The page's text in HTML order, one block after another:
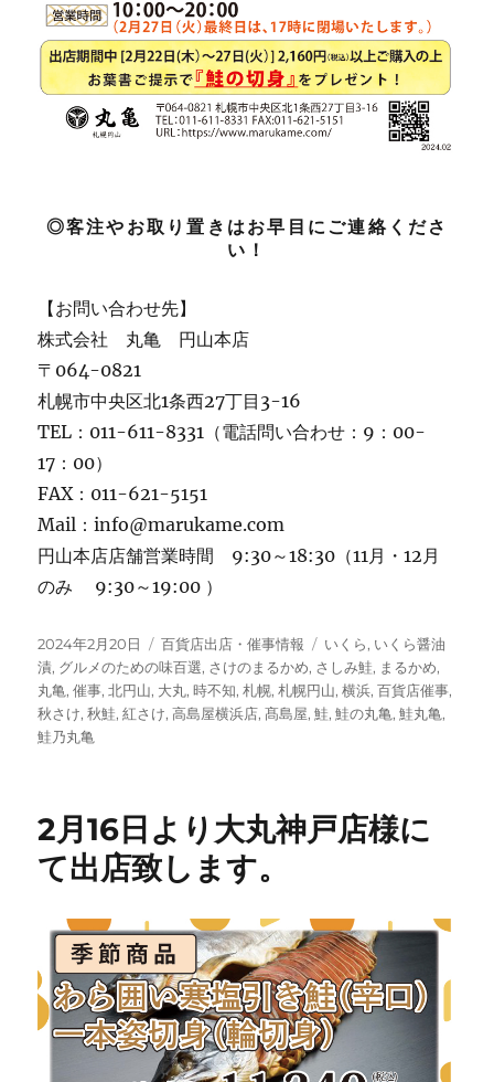
◎客注やお取り置きはお早目にご連絡くださ
い！
【お問い合わせ先】
株式会社 丸亀 円山本店
〒064-0821
札幌市中央区北1条西27丁目3-16
TEL：011-611-8331（電話問い合わせ：9：00-
17：00）
FAX：011-621-5151
Mail：info@marukame.com
円山本店店舗営業時間 9:30～18:30（11月・12月
のみ 9:30～19:00 ）
投
稿
日:
2024年2月20日
カ
テ
ゴ
リ
百貨店出店・催事情報
タ
グ
いくら, いくら醤油
漬, グルメのための味百選, さけのまるかめ, さしみ鮭, まるかめ,
丸亀,催事,北円山, 大丸,時不知,札幌,札幌円山,横浜,百貨店催事,
秋さけ,秋鮭,紅さけ,高島屋横浜店,髙島屋,鮭,鮭の丸亀,鮭丸亀,
鮭乃丸亀
2月16日より大丸神戸店様に
て出店致します。